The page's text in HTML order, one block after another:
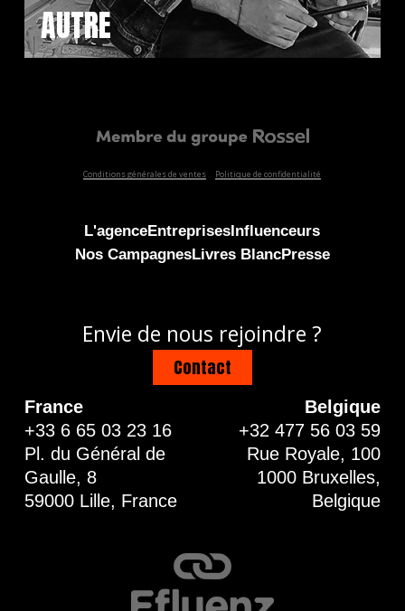
AUTRE
Conditions générales de ventes Politique de confidentialité
L'agenceEntreprises Influenceurs
Nos CampagnesLivres BlancPresse
Envie de nous rejoindre ?
Contact
France
+33 6 65 03 23 16
Pl. du Général de
Gaulle, 8
59000 Lille, France
Belgique
+32 477 56 03 59
Rue Royale, 100
1000 Bruxelles,
Belgique